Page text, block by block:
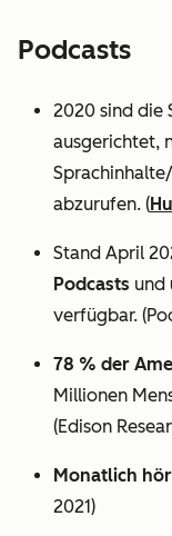
Podcasts
2020 sind die
ausgerichtet,
abzurufen. (
Stand April
Podcasts und
verfügbar.
78 % der
Millionen
(Edison
Monatlich
2021)